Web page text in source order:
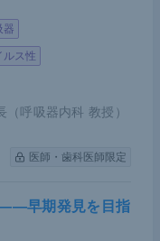
器
ルス性
呼吸器内科 教授）
医師・歯科医師限定
――早期発見を目指